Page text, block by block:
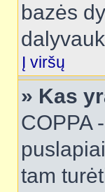
bazės
Į viršų
» Kas
COPPA
tam